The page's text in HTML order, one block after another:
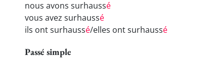
nous avons surhaussé
vous avez surhaussé
ils ont surhaussé/elles ont surhaussé
Passé simple